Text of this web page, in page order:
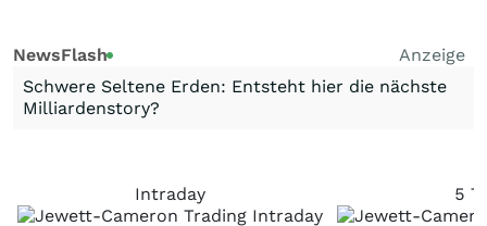
NewsFlash
Anzeige
Schwere Seltene Erden: Entsteht hier die nächste
Milliardenstory?
Intraday 5